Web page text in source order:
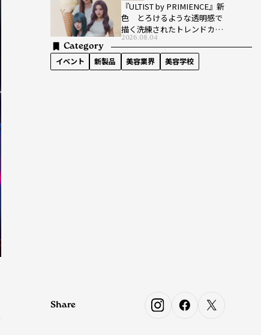
『ULTIST by PRIMIENCE』新
色 とろけるような透明感で
描く洗練されたトレンドカラ
ー
2026.08.04
Category
イベント 新製品 美容業界 美容学校
Share